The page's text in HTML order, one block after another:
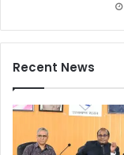
Recent News